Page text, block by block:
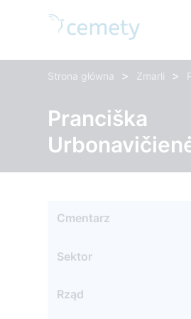
Strona główna > Zmarli >
Pranciška
Cmentarz
Sektor
Rząd